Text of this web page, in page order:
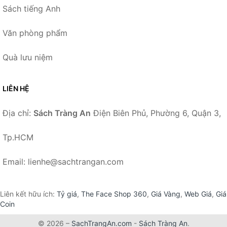
Sách tiếng Anh
Văn phòng phẩm
Quà lưu niệm
LIÊN HỆ
Địa chỉ: Sách Tràng An Điện Biên Phủ, Phường 6, Quận 3,
Tp.HCM
Email: lienhe@sachtrangan.com
Liên kết hữu ích: Tỷ giá, The Face Shop 360, Giá Vàng, Web Giá, Giá
Coin
© 2026 – SachTrangAn.com - Sách Tràng An.